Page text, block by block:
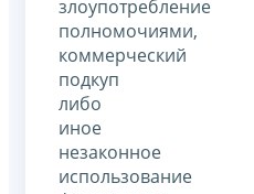
злоупотребление
полномочиями,
коммерческий
подкуп
либо
иное
незаконное
использование